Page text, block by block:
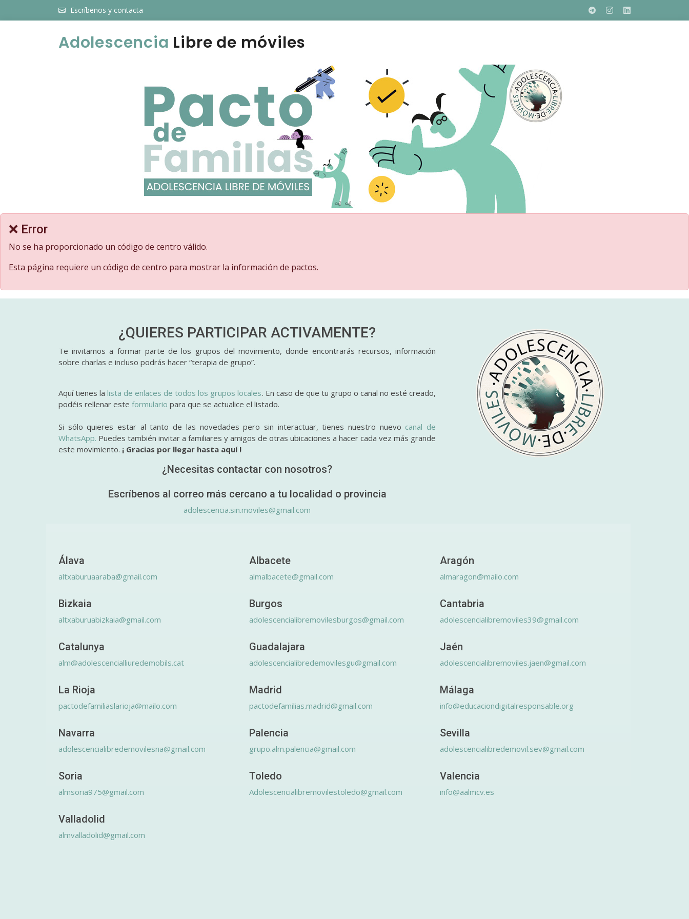
Escríbenos y contacta
Adolescencia Libre de móviles
❌ Error
No se ha proporcionado un código de centro válido.
Esta página requiere un código de centro para mostrar la información de pactos.
¿QUIERES PARTICIPAR ACTIVAMENTE?
Te invitamos a formar parte de los grupos del movimiento, donde encontrarás recursos, información
sobre charlas e incluso podrás hacer “terapia de grupo”.
Aquí tienes lalista de enlaces de todos los grupos locales. En caso de que tu grupo o canal no esté creado,
podéis rellenar este formulario para que se actualice el listado.
Si sólo quieres estar al tanto de las novedades pero sin interactuar, tienes nuestro nuevo canal de
WhatsApp. Puedes también invitar a familiares y amigos de otras ubicaciones a hacer cada vez más grande
este movimiento. ¡ Gracias por llegar hasta aquí !
¿Necesitas contactar con nosotros?
Escríbenos al correo más cercano a tu localidad o provincia
adolescencia.sin.moviles@gmail.com
Álava
altxaburuaaraba@gmail.com
Albacete
almalbacete@gmail.com
Aragón
almaragon@mailo.com
Bizkaia
altxaburuabizkaia@gmail.com
Burgos
adolescencialibremovilesburgos@gmail.com
Cantabria
adolescencialibremoviles39@gmail.com
Catalunya
alm@adolescencialliuredemobils.cat
Guadalajara
adolescencialibredemovilesgu@gmail.com
Jaén
adolescencialibremoviles.jaen@gmail.com
La Rioja
pactodefamiliaslarioja@mailo.com
Madrid
pactodefamilias.madrid@gmail.com
Málaga
info@educaciondigitalresponsable.org
Navarra
adolescencialibredemovilesna@gmail.com
Palencia
grupo.alm.palencia@gmail.com
Sevilla
adolescencialibredemovil.sev@gmail.com
Soria
almsoria975@gmail.com
Toledo
Adolescencialibremovilestoledo@gmail.com
Valencia
info@aalmcv.es
Valladolid
almvalladolid@gmail.com